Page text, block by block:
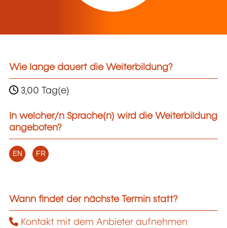
Wie lange dauert die Weiterbildung?
3,00 Tag(e)
In welcher/n Sprache(n) wird die Weiterbildung
angeboten?
EN FR
Wann findet der nächste Termin statt?
Kontakt mit dem Anbieter aufnehmen